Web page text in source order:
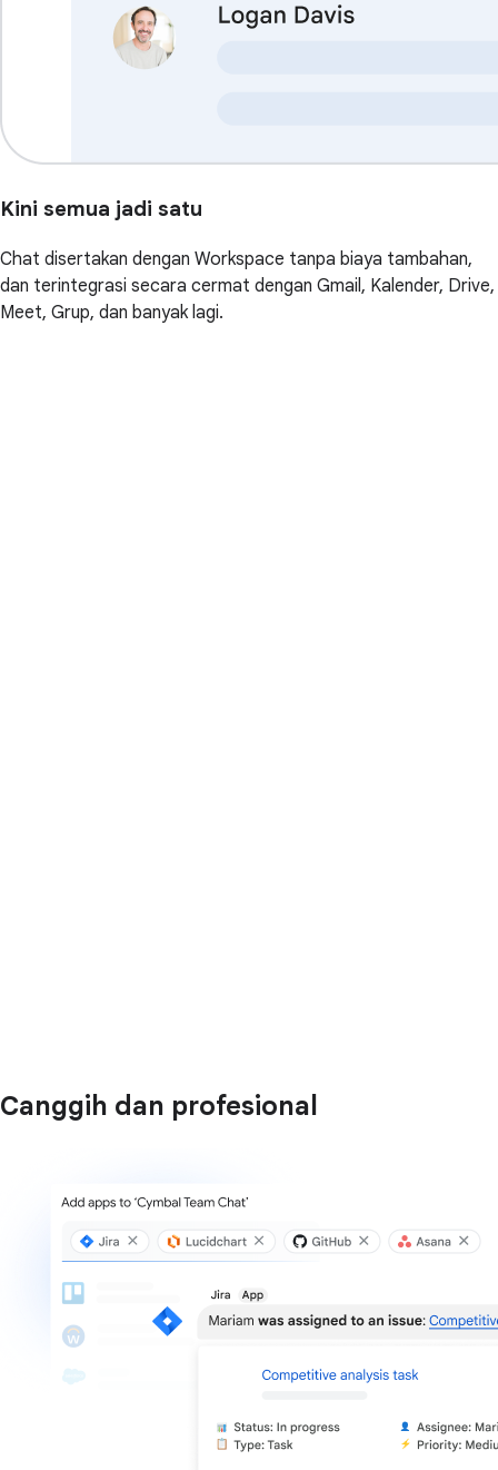
Kini semua jadi satu
Chat disertakan dengan Workspace tanpa biaya tambahan,
dan terintegrasi secara cermat dengan Gmail, Kalender, Drive,
Meet, Grup, dan banyak lagi.
Canggih dan profesional